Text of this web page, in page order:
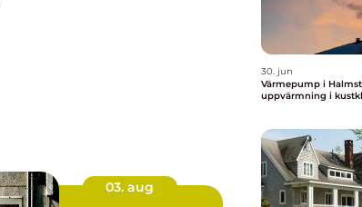
03. aug
30. jun
Värmepump i
uppvärmning i